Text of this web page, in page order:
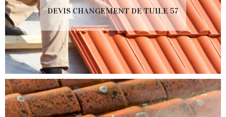
DEVIS CHANGEMENT DE TUILE 57